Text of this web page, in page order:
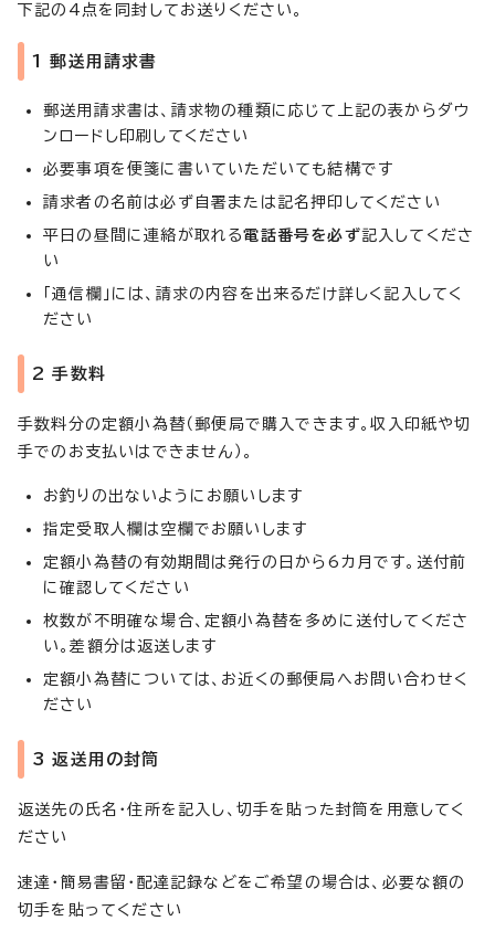
下記の4点を同封してお送りください。
1 郵送用請求書
郵送用請求書は、請求物の種類に応じて上記の表からダウ
ンロードし印刷してください
必要事項を便箋に書いていただいても結構です
請求者の名前は必ず自署または記名押印してください
平日の昼間に連絡が取れる電話番号を必ず記入してくださ
い
「通信欄」には、請求の内容を出来るだけ詳しく記入してく
ださい
2 手数料
手数料分の定額小為替（郵便局で購入できます。収入印紙や切
手でのお支払いはできません）。
お釣りの出ないようにお願いします
指定受取人欄は空欄でお願いします
定額小為替の有効期間は発行の日から6カ月です。送付前
に確認してください
枚数が不明確な場合、定額小為替を多めに送付してくださ
い。差額分は返送します
定額小為替については、お近くの郵便局へお問い合わせく
ださい
3 返送用の封筒
返送先の氏名・住所を記入し、切手を貼った封筒を用意してく
ださい
速達・簡易書留・配達記録などをご希望の場合は、必要な額の
切手を貼ってください